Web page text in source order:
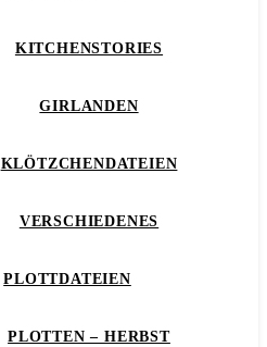
KITCHENSTORIES
GIRLANDEN
KLÖTZCHENDATEIEN
VERSCHIEDENES
PLOTTDATEIEN
PLOTTEN – HERBST